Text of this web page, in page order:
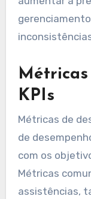
KPIs
Métricas de
de
com os
Métricas
assistências,